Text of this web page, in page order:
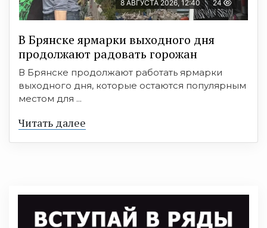
8 АВГУСТА 2026, 12:40 24
В Брянске ярмарки выходного дня
продолжают радовать горожан
В Брянске продолжают работать ярмарки
выходного дня, которые остаются популярным
местом для ...
Читать далее